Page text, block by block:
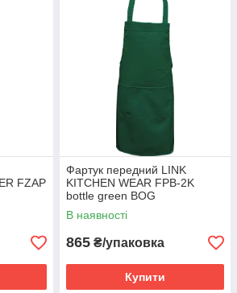
FZAP
Фартук передний LINK
KITCHEN WEAR FPB-2K
bottle green BOG
В наявності
865 ₴/упаковка
Купити